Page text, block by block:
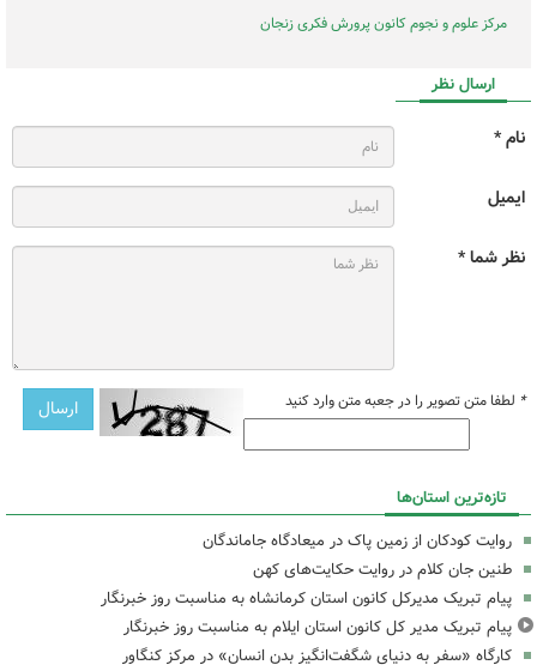
مرکز علوم و نجوم کانون پرورش فکری زنجان
ارسال نظر
نام *
ایمیل
نظر شما *
* لطفا متن تصویر را در جعبه متن وارد کنید
تازه‌ترین استان‌ها
روایت کودکان از زمین پاک در میعادگاه جاماندگان
طنین جان کلام در روایت حکایت‌های کهن
پیام تبریک مدیرکل کانون استان کرمانشاه به مناسبت روز خبرنگار
پیام تبریک مدیر کل کانون استان ایلام به مناسبت روز خبرنگار
کارگاه «سفر به دنیای شگفت‌انگیز بدن انسان» در مرکز کنگاور